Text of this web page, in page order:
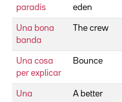
paradís
eden
Una bona
banda
The crew
Una cosa
per explicar
Bounce
Una
A better